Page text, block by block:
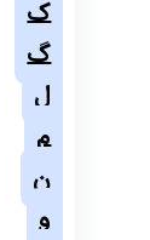
ک
گ
ل
م
ن
و